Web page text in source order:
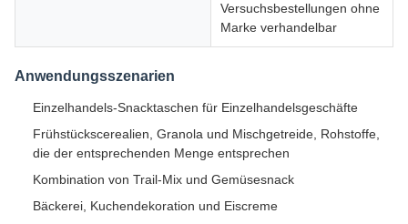
Versuchsbestellungen ohne
Marke verhandelbar
Anwendungsszenarien
Einzelhandels-Snacktaschen für Einzelhandelsgeschäfte
Frühstückscerealien, Granola und Mischgetreide, Rohstoffe,
die der entsprechenden Menge entsprechen
Kombination von Trail-Mix und Gemüsesnack
Bäckerei, Kuchendekoration und Eiscreme